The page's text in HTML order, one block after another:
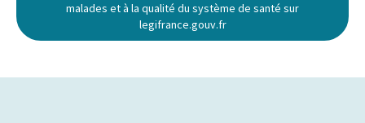
malades et à la qualité du système de santé sur
legifrance.gouv.fr